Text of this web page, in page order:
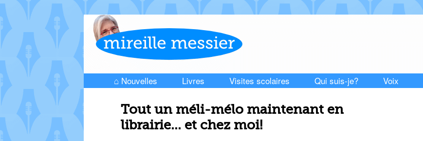
Main menuSkip to primary content
Skip to secondary content
⌂ Nouvelles Livres Visites scolaires Qui suis-je? Voix
Tout un méli-mélo maintenant en
librairie… et chez moi!